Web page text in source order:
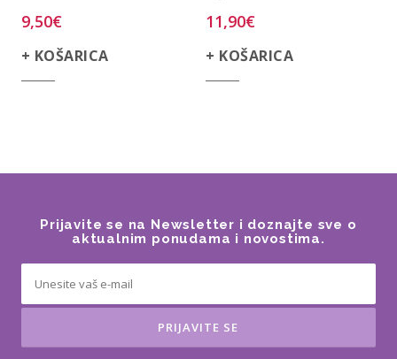
9,50€
+ KOŠARICA
11,90€
+ KOŠARICA
Prijavite se na Newsletter i doznajte sve o
aktualnim ponudama i novostima.